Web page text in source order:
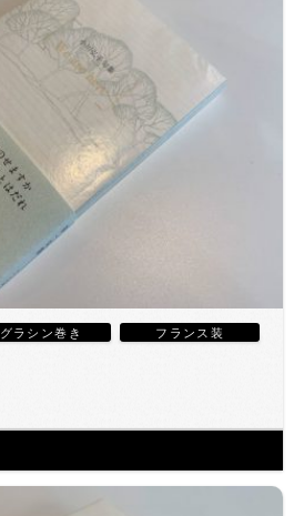
グラシン巻き フランス装